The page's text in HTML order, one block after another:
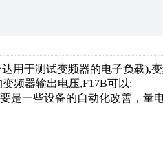
用于测试变频器的电子负载),
频器输出电压,F17B可以;
是一些设备的自动化改善，量